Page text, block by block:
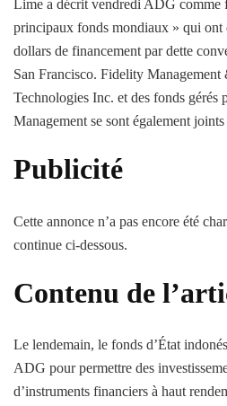
Lime a décrit vendredi ADG comme
principaux fonds mondiaux » qui ont
dollars de financement par dette
San Francisco. Fidelity
Technologies Inc. et des fonds gérés
Management se sont également
Publicité
Cette annonce n’a pas encore été
continue ci-dessous.
Contenu de
Le lendemain, le fonds d’État
ADG pour permettre des
d’instruments financiers à haut